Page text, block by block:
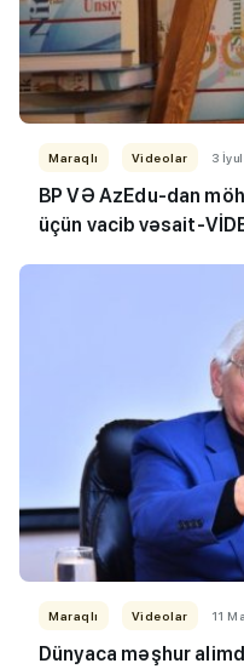
Maraqlı Videolar 3
BP VƏ AzEdu-dan
üçün vacib vəsait-
Maraqlı Videolar 11
Dünyaca məşhur